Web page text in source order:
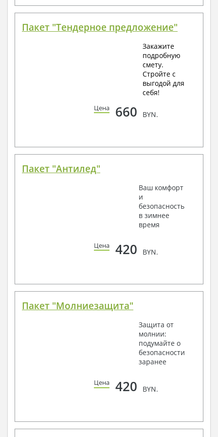
Пакет "Тендерное предложение"
Закажите
подробную
смету.
Стройте с
выгодой для
себя!
Цена 660 BYN.
Пакет "Антилед"
Ваш комфорт
и
безопасность
в зимнее
время
Цена 420 BYN.
Пакет "Молниезащита"
Защита от
молнии:
подумайте о
безопасности
заранее
Цена 420 BYN.